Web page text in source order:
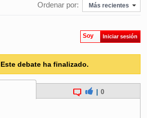
Ordenar por: Más recientes
Soy Iniciar sesión
Este debate ha finalizado.
0